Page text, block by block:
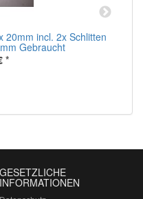
20mm incl. 2x Schlitten
Gebraucht
*
GESETZLICHE
INFORMATIONEN